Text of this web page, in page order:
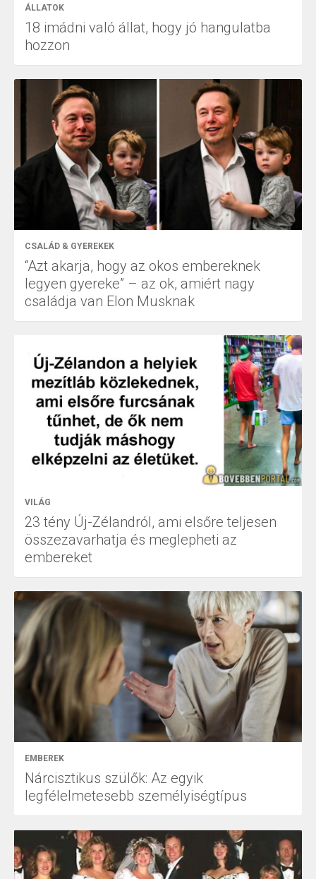
ÁLLATOK
18 imádni való állat, hogy jó hangulatba
hozzon
CSALÁD & GYEREKEK
“Azt akarja, hogy az okos embereknek
legyen gyereke” – az ok, amiért nagy
családja van Elon Musknak
VILÁG
23 tény Új-Zélandról, ami elsőre teljesen
összezavarhatja és meglepheti az
embereket
EMBEREK
Nárcisztikus szülők: Az egyik
legfélelmetesebb személyiségtípus